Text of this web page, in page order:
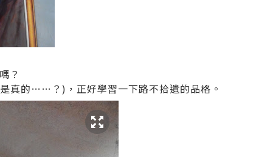
？
真的……？)，正好學習一下路不拾遺的品格。